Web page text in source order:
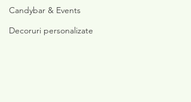
Candybar & Events
Decoruri personalizate